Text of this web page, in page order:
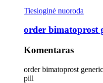
Tiesioginė nuoroda
order bimatoprost
Komentaras
order bimatoprost
pill